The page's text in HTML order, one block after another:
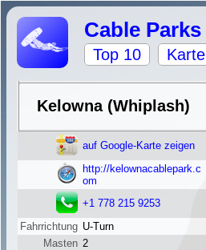
Cable Parks
Top 10 Karte
Kelowna (Whiplash)
auf Google-Karte zeigen
http://kelownacablepark.c
om
+1 778 215 9253
Fahrrichtung U-Turn
Masten 2